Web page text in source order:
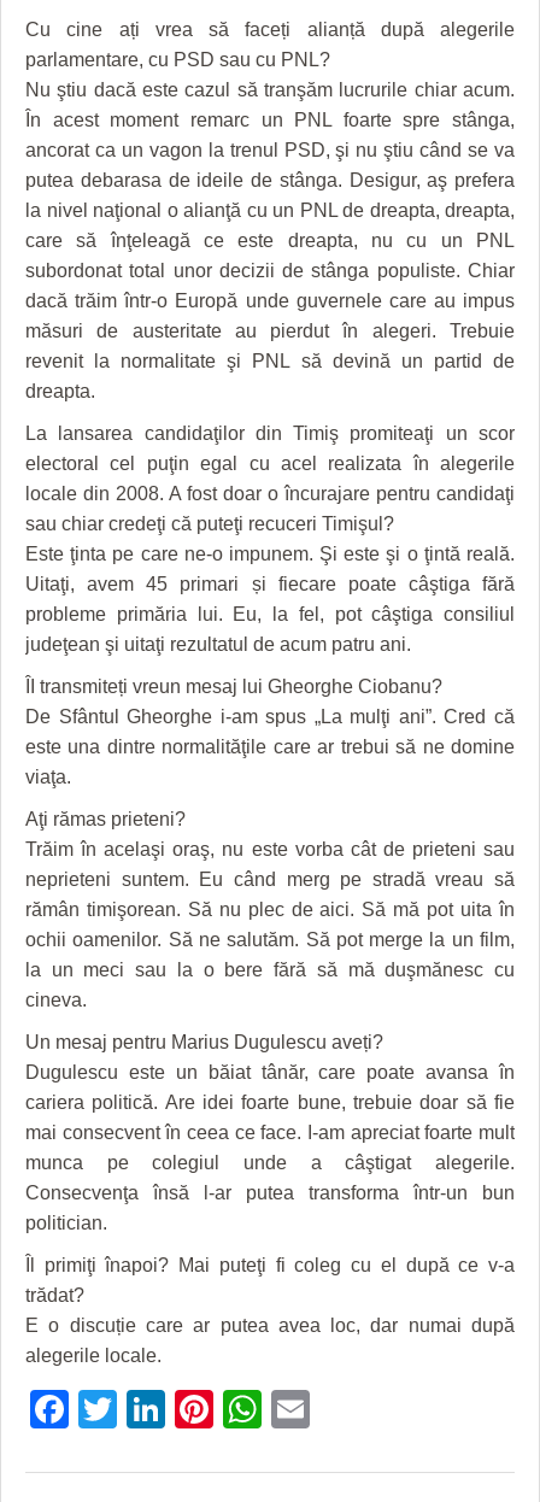
Cu cine ați vrea să faceți alianță după alegerile
parlamentare, cu PSD sau cu PNL?
Nu ştiu dacă este cazul să tranşăm lucrurile chiar acum.
În acest moment remarc un PNL foarte spre stânga,
ancorat ca un vagon la trenul PSD, şi nu ştiu când se va
putea debarasa de ideile de stânga. Desigur, aş prefera
la nivel naţional o alianţă cu un PNL de dreapta, dreapta,
care să înţeleagă ce este dreapta, nu cu un PNL
subordonat total unor decizii de stânga populiste. Chiar
dacă trăim într-o Europă unde guvernele care au impus
măsuri de austeritate au pierdut în alegeri. Trebuie
revenit la normalitate şi PNL să devină un partid de
dreapta.
La lansarea candidaţilor din Timiş promiteaţi un scor
electoral cel puţin egal cu acel realizata în alegerile
locale din 2008. A fost doar o încurajare pentru candidaţi
sau chiar credeţi că puteţi recuceri Timişul?
Este ţinta pe care ne-o impunem. Şi este şi o ţintă reală.
Uitaţi, avem 45 primari și fiecare poate câştiga fără
probleme primăria lui. Eu, la fel, pot câştiga consiliul
judeţean şi uitaţi rezultatul de acum patru ani.
ÎI transmiteți vreun mesaj lui Gheorghe Ciobanu?
De Sfântul Gheorghe i-am spus „La mulţi ani”. Cred că
este una dintre normalităţile care ar trebui să ne domine
viaţa.
Aţi rămas prieteni?
Trăim în acelaşi oraş, nu este vorba cât de prieteni sau
neprieteni suntem. Eu când merg pe stradă vreau să
rămân timişorean. Să nu plec de aici. Să mă pot uita în
ochii oamenilor. Să ne salutăm. Să pot merge la un film,
la un meci sau la o bere fără să mă duşmănesc cu
cineva.
Un mesaj pentru Marius Dugulescu aveți?
Dugulescu este un băiat tânăr, care poate avansa în
cariera politică. Are idei foarte bune, trebuie doar să fie
mai consecvent în ceea ce face. I-am apreciat foarte mult
munca pe colegiul unde a câştigat alegerile.
Consecvenţa însă l-ar putea transforma într-un bun
politician.
Îl primiţi înapoi? Mai puteţi fi coleg cu el după ce v-a
trădat?
E o discuție care ar putea avea loc, dar numai după
alegerile locale.
Facebook
Twitter
LinkedIn
Pinterest
WhatsApp